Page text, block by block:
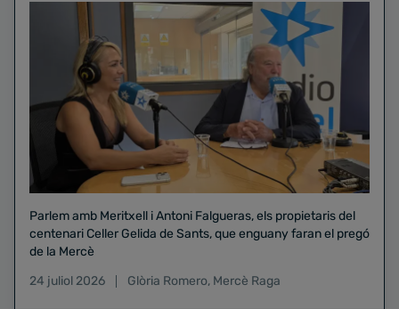
Parlem amb Meritxell i Antoni Falgueras, els propietaris del
centenari Celler Gelida de Sants, que enguany faran el pregó
de la Mercè
24 juliol 2026
Glòria Romero, Mercè Raga